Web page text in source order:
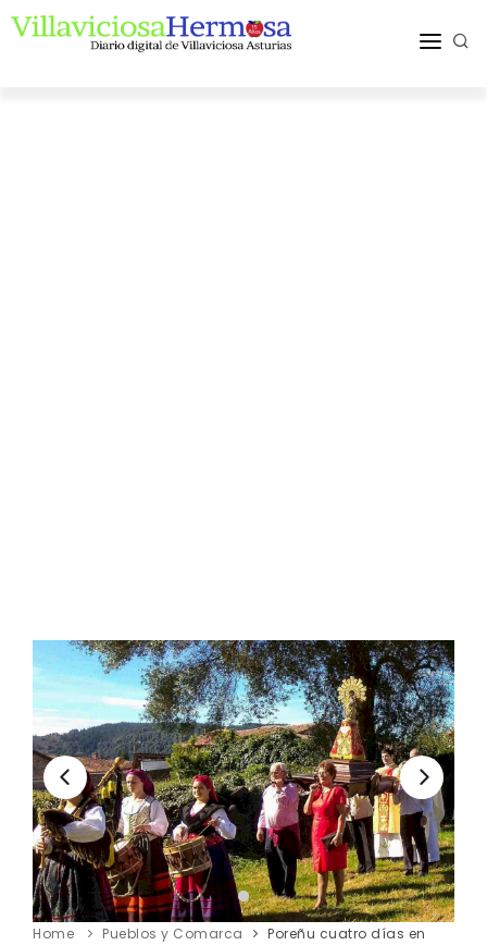
Home Pueblos y Comarca
Poreñu cuatro días en